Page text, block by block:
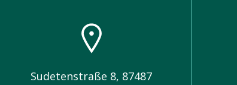
Sudetenstraße 8, 87487